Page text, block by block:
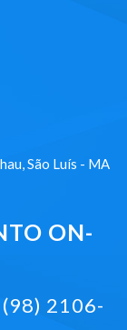
São Luís - MA
ON-
2106-